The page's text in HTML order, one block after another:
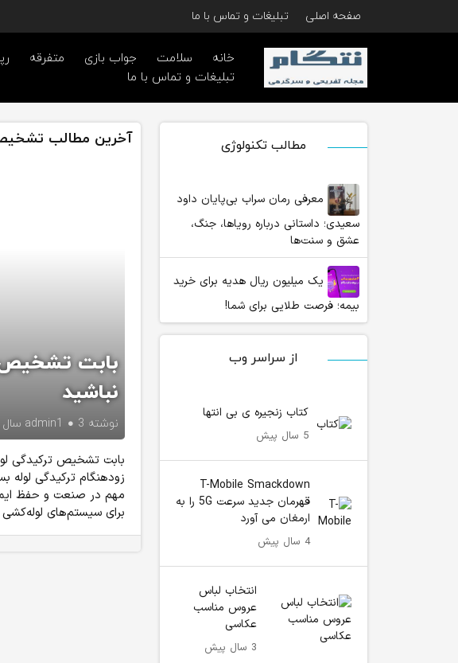
صفحه اصلی تبلیغات و تماس با ما
خانه سلامت جواب بازی متفرقه
تبلیغات و تماس با ما
مطالب تکنولوژی
معرفی رمان سراب بی‌پایان داود
سعیدی؛ داستانی درباره رویاها، جنگ،
عشق و سنت‌ها
یک میلیون ریال هدیه برای خرید
بیمه؛ فرصت طلایی برای شما!
از سراسر وب
كتاب زنجیره ی بی انتها
5 سال پیش
T-Mobile Smackdown
قهرمان جدید سرعت 5G را به
ارمغان می آورد
4 سال پیش
انتخاب لباس
عروس مناسب
عکاسی
3 سال پیش
آخرین مطالب
بابت تشخیص
نباشید
نوشته admin1 3 سال پیش
بابت تشخیص ترکیدگی
زودهنگام ترکیدگی
مهم در صنعت و حفظ
برای سیستم‌های